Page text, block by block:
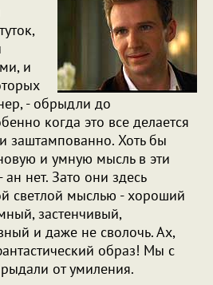
и
- обрыдли до
когда это все делается
заштампованно. Хоть бы
и умную мысль в эти
нет. Зато они здесь
светлой мыслью - хороший
застенчивый,
и даже не сволочь. Ах,
образ! Мы с
от умиления.